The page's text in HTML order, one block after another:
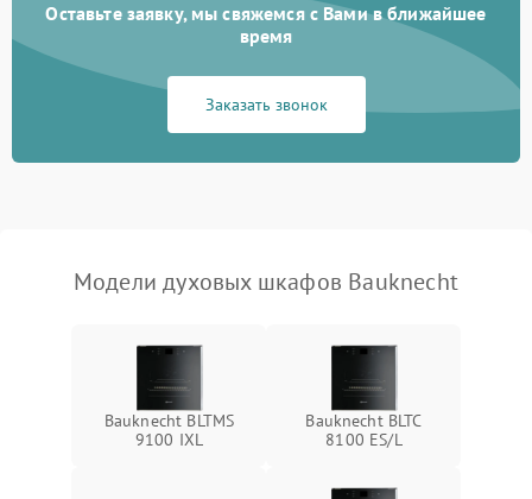
Оставьте заявку, мы свяжемся с Вами в ближайшее
время
Заказать звонок
Модели духовых шкафов Bauknecht
Bauknecht BLTMS
9100 IXL
Bauknecht BLTC
8100 ES/L